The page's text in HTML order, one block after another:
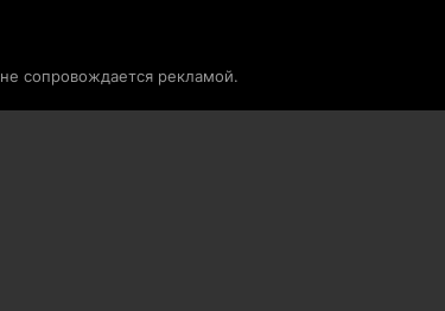
сопровождается рекламой.